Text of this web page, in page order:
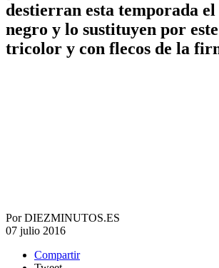
destierran esta temporada el
negro y lo sustituyen por
tricolor y con flecos de la
PorDIEZMINUTOS.ES
07 julio 2016
Compartir